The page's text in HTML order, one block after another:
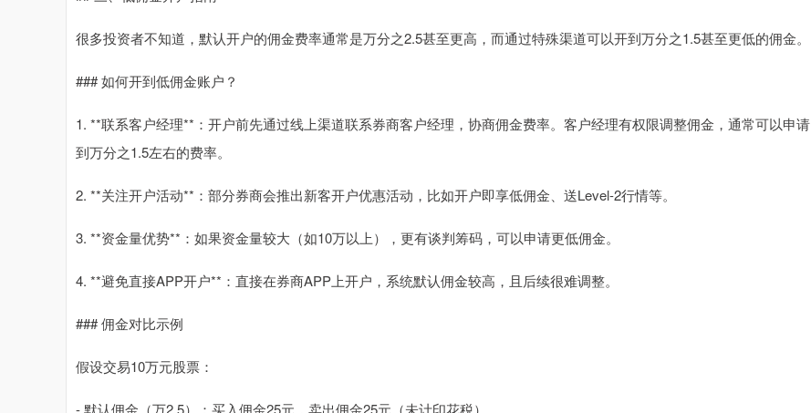
很多投资者不知道，默认开户的佣金费率通常是万分之2.5甚至更高，而通过特殊渠道可以开到万分之1.5甚至更低的佣金。
### 如何开到低佣金账户？
1. **联系客户经理**：开户前先通过线上渠道联系券商客户经理，协商佣金费率。客户经理有权限调整佣金，通常可以申请
到万分之1.5左右的费率。
2. **关注开户活动**：部分券商会推出新客开户优惠活动，比如开户即享低佣金、送Level-2行情等。
3. **资金量优势**：如果资金量较大（如10万以上），更有谈判筹码，可以申请更低佣金。
4. **避免直接APP开户**：直接在券商APP上开户，系统默认佣金较高，且后续很难调整。
### 佣金对比示例
假设交易10万元股票：
- 默认佣金（万2.5）：买入佣金25元，卖出佣金25元（未计印花税）